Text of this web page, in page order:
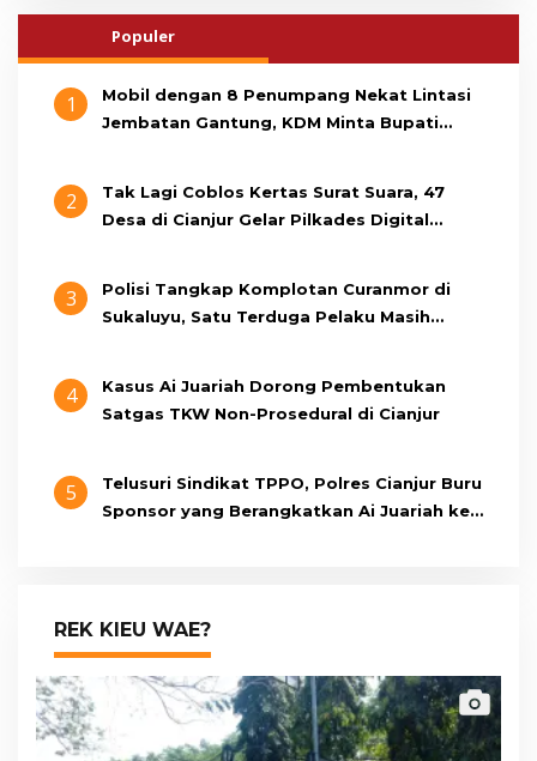
Populer
1
Mobil dengan 8 Penumpang Nekat Lintasi
Jembatan Gantung, KDM Minta Bupati
2
Tak Lagi Coblos Kertas Surat Suara, 47
Desa di Cianjur Gelar Pilkades Digital
3
Polisi Tangkap Komplotan Curanmor di
Sukaluyu, Satu Terduga Pelaku Masih
4
Kasus Ai Juariah Dorong Pembentukan
Satgas TKW Non-Prosedural di Cianjur
5
Telusuri Sindikat TPPO, Polres Cianjur Buru
Sponsor yang Berangkatkan Ai Juariah ke
REK KIEU WAE?